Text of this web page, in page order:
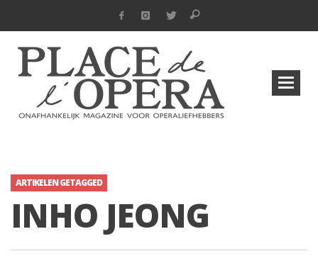
ARTIKELEN GETAGGED
INHO JEONG